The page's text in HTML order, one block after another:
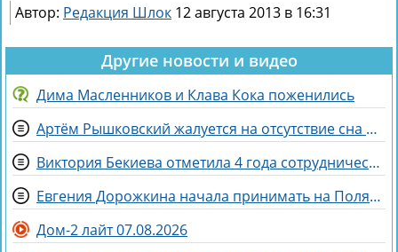
Автор: Редакция Шлок 12 августа 2013 в 16:31
Другие новости и видео
Дима Масленников и Клава Кока поженились
Артём Рышковский жалуется на отсутствие сна из-за Нади Ермаковой
Виктория Бекиева отметила 4 года сотрудничества с Домом 2
Евгения Дорожкина начала принимать на Поляне первых клиенток
Дом-2 лайт 07.08.2026